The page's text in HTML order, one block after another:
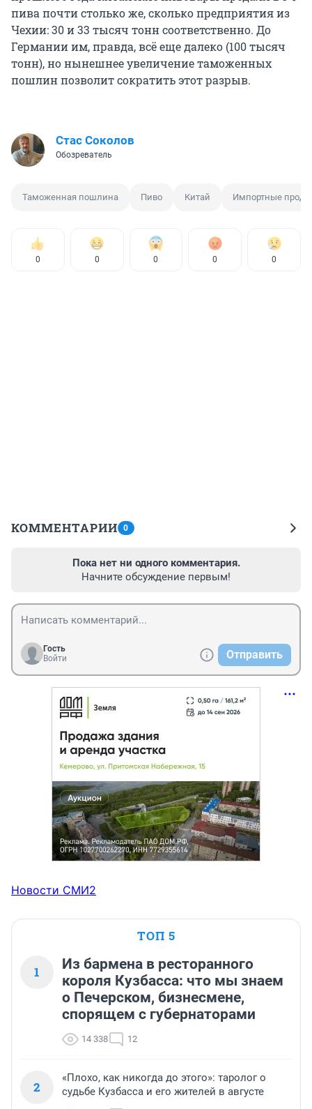
пива почти столько же, сколько предприятия из
Чехии: 30 и 33 тысяч тонн соответственно. До
Германии им, правда, всё еще далеко (100 тысяч
тонн), но нынешнее увеличение таможенных
пошлин позволит сократить этот разрыв.
Стас Соколов
Обозреватель
Таможенная пошлина Пиво Китай Импортные
0 0 0 0 0
КОММЕНТАРИИ 0
Пока нет ни одного комментария.
Начните обсуждение первым!
Гость
Войти
Отправить
Новости СМИ2
ТОП 5
1
Из бармена в ресторанного
короля Кузбасса: что мы знаем
о Печерском, бизнесмене,
спорящем с губернаторами
14 338 12
2
«Плохо, как никогда до этого»: таролог о
судьбе Кузбасса и его жителей в августе